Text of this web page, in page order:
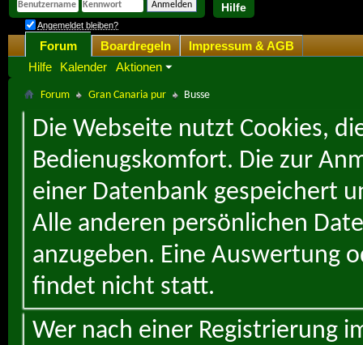
Hilfe
Angemeldet bleiben?
Forum
Hilfe
Kalender Aktionen
Boardregeln Impressum & AGB
Forum Gran Canaria pur Busse
Die Webseite nutzt Cookies,
Bedienugskomfort. Die zur
einer Datenbank gespeichert
Alle anderen persönlichen
anzugeben. Eine Auswertung
findet nicht statt.
Wer nach einer Registrierung